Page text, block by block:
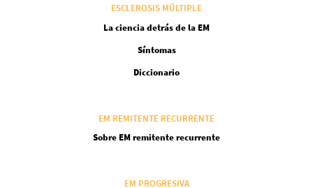
ESCLEROSIS MÚLTIPLE
La ciencia detrás de la EM
Síntomas
Diccionario
EM REMITENTE RECURRENTE
Sobre EM remitente recurrente
EM PROGRESIVA